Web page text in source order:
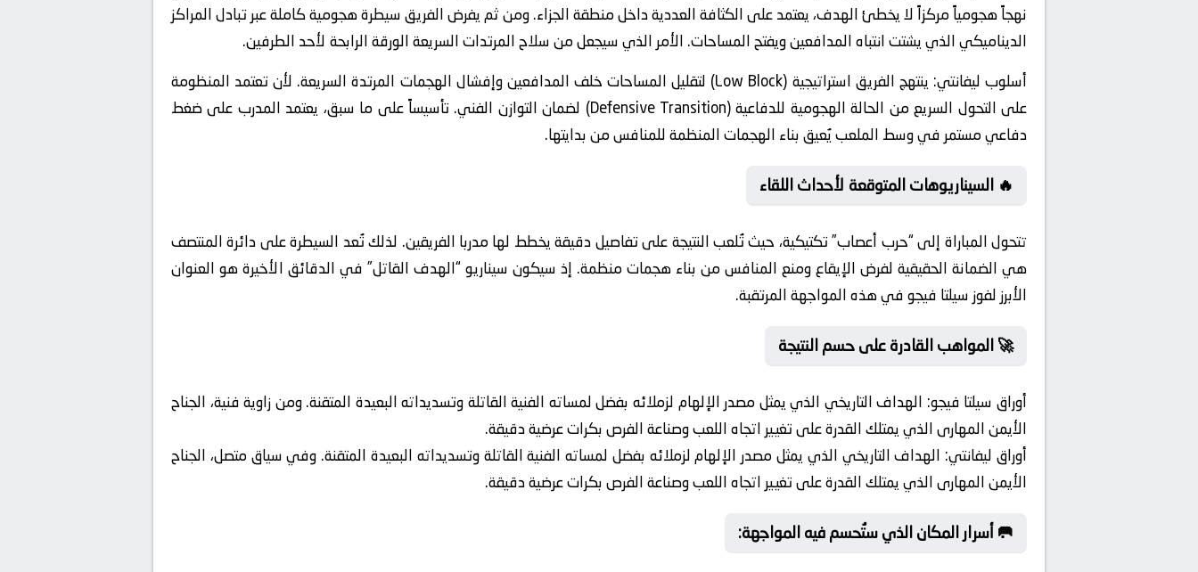
نهجاً هجومياً مركزاً لا يخطئ الهدف، يعتمد على الكثافة العددية داخل منطقة الجزاء. ومن ثم يفرض الفريق سيطرة هجومية كاملة عبر تبادل المراكز
الديناميكي الذي يشتت انتباه المدافعين ويفتح المساحات. الأمر الذي سيجعل من سلاح المرتدات السريعة الورقة الرابحة لأحد الطرفين.
أسلوب ليفانتي:
ينتهج الفريق استراتيجية (Low Block) لتقليل المساحات خلف المدافعين وإفشال الهجمات المرتدة السريعة. لأن تعتمد المنظومة
على التحول السريع من الحالة الهجومية للدفاعية (Defensive Transition) لضمان التوازن الفني. تأسيساً على ما سبق، يعتمد المدرب على ضغط
دفاعي مستمر في وسط الملعب يُعيق بناء الهجمات المنظمة للمنافس من بدايتها.
🔥 السيناريوهات المتوقعة لأحداث اللقاء
تتحول المباراة إلى “حرب أعصاب” تكتيكية، حيث تُلعب النتيجة على تفاصيل دقيقة يخطط لها مدربا الفريقين. لذلك تُعد السيطرة على دائرة المنتصف
هي الضمانة الحقيقية لفرض الإيقاع ومنع المنافس من بناء هجمات منظمة. إذ سيكون سيناريو “الهدف القاتل” في الدقائق الأخيرة هو العنوان
الأبرز لفوز سيلتا فيجو في هذه المواجهة المرتقبة.
🚀 المواهب القادرة على حسم النتيجة
أوراق سيلتا فيجو: الهداف التاريخي الذي يمثل مصدر الإلهام لزملائه بفضل لمساته الفنية القاتلة وتسديداته البعيدة المتقنة. ومن زاوية فنية، الجناح
الأيمن المهارى الذي يمتلك القدرة على تغيير اتجاه اللعب وصناعة الفرص بكرات عرضية دقيقة.
أوراق ليفانتي: الهداف التاريخي الذي يمثل مصدر الإلهام لزملائه بفضل لمساته الفنية القاتلة وتسديداته البعيدة المتقنة. وفي سياق متصل، الجناح
الأيمن المهارى الذي يمتلك القدرة على تغيير اتجاه اللعب وصناعة الفرص بكرات عرضية دقيقة.
🥅 أسرار المكان الذي ستُحسم فيه المواجهة: